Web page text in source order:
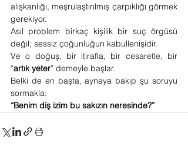
alışkanlığı, meşrulaştırılmış çarpıklığı görmek
gerekiyor.
Asıl problem birkaç kişilik bir suç örgüsü
değil; sessiz çoğunluğun kabullenişidir.
Ve o doğuş, bir itirafla, bir cesaretle, bir
“artık yeter” demeyle başlar.
Belki de en başta, aynaya bakıp şu soruyu
sormakla:
“Benim diş izim bu sakızın neresinde?”